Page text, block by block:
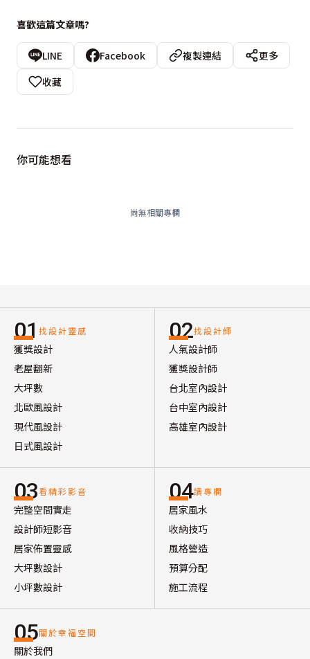
喜歡這篇文章嗎?
LINE Facebook 複製連結
更多
收藏
你可能想看
尚無相關專欄
01 找設計靈感
獲獎設計
老屋翻新
大坪數
北歐風設計
現代風設計
日式風設計
02找設計師
人氣設計師
獲獎設計師
台北室內設計
台中室內設計
高雄室內設計
03看精彩影音
完整空間實走
設計師短影音
居家佈置靈感
大坪數設計
小坪數設計
04讀專欄
居家風水
收納技巧
風格營造
預算分配
施工流程
05關於幸福空間
關於我們